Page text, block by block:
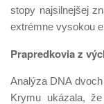
stopy najsilnejšej
extrémne vysokou
Prapredkovia z
Analýza DNA
Krymu ukázala,